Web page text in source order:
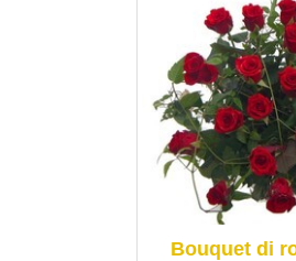
Bouquet di